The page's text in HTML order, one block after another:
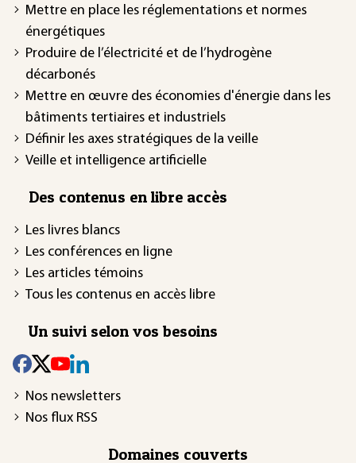
Mettre en place les réglementations et normes
énergétiques
Produire de l’électricité et de l’hydrogène
décarbonés
Mettre en œuvre des économies d'énergie dans les
bâtiments tertiaires et industriels
Définir les axes stratégiques de la veille
Veille et intelligence artificielle
Des contenus en libre accès
Les livres blancs
Les conférences en ligne
Les articles témoins
Tous les contenus en accès libre
Un suivi selon vos besoins
Nos newsletters
Nos flux RSS
Domaines couverts